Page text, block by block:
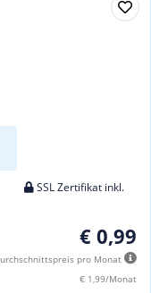
SSL Zertifikat inkl.
€ 0,99
pro Monat
€ 1,99/Monat